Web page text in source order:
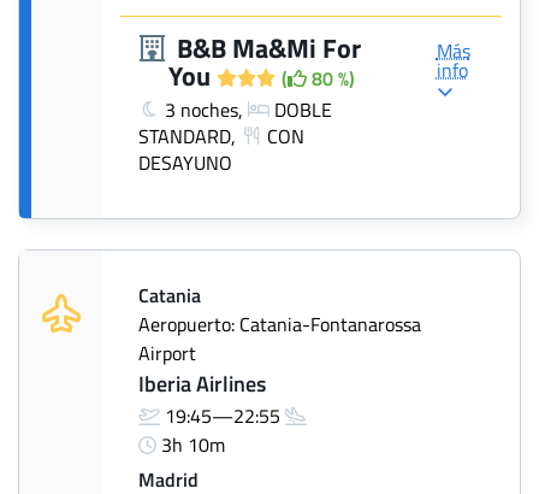
B&B Ma&Mi For
You (
80 %)
3 noches,
DOBLE
STANDARD,
CON
DESAYUNO
Más
info
Catania
Aeropuerto: Catania-Fontanarossa
Airport
Iberia Airlines
19:45—22:55
3h 10m
Madrid